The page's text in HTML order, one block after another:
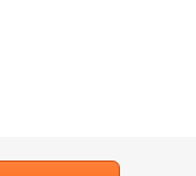
見る